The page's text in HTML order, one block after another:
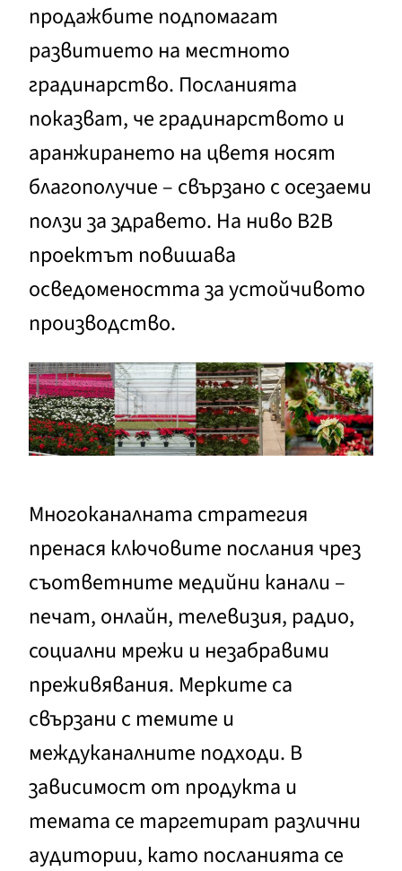
продажбите подпомагат
развитието на местното
градинарство. Посланията
показват, че градинарството и
аранжирането на цветя носят
благополучие – свързано с осезаеми
ползи за здравето. На ниво B2B
проектът повишава
осведомеността за устойчивото
производство.
Многоканалната стратегия
пренася ключовите послания чрез
съответните медийни канали –
печат, онлайн, телевизия, радио,
социални мрежи и незабравими
преживявания. Мерките са
свързани с темите и
междуканалните подходи. В
зависимост от продукта и
темата се таргетират различни
аудитории, като посланията се